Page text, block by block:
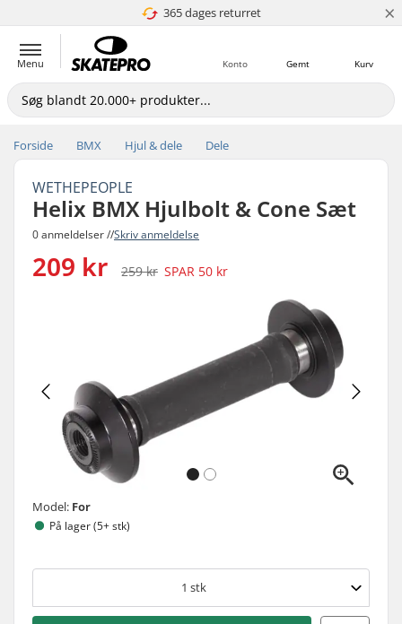
365 dages returret
4.8 ud af 5 ×
Menu Kurv
Gemt
Konto
Forside BMX Hjul & dele Dele
WETHEPEOPLE
Helix BMX Hjulbolt & Cone Sæt
0 anmeldelser //Skriv anmeldelse
209 kr 259 kr SPAR 50 kr
Model: For
På lager (5+ stk)
1 stk